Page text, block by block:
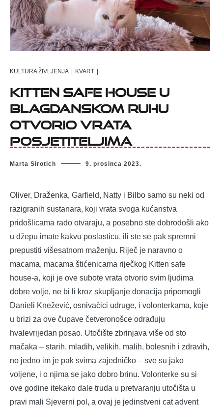
KULTURA ŽIVLJENJA | KVART |
Kitten safe house u
blagdanskom ruhu
otvorio vrata
posjetiteljima
Marta Sirotich 9. prosinca 2023.
Oliver, Draženka, Garfield, Natty i Bilbo samo su neki od
razigranih sustanara, koji vrata svoga kućanstva
pridošlicama rado otvaraju, a posebno ste dobrodošli ako
u džepu imate kakvu poslasticu, ili ste se pak spremni
prepustiti višesatnom maženju. Riječ je naravno o
macama, macama štićenicama riječkog Kitten safe
house-a, koji je ove subote vrata otvorio svim ljudima
dobre volje, ne bi li kroz skupljanje donacija pripomogli
Danieli Knežević, osnivačici udruge, i volonterkama, koje
u brizi za ove čupave četveronošce odrađuju
hvalevrijedan posao. Utočište zbrinjava više od sto
mačaka – starih, mladih, velikih, malih, bolesnih i zdravih,
no jedno im je pak svima zajedničko – sve su jako
voljene, i o njima se jako dobro brinu. Volonterke su si
ove godine itekako dale truda u pretvaranju utočišta u
pravi mali Sjeverni pol, a ovaj je jedinstveni cat advent